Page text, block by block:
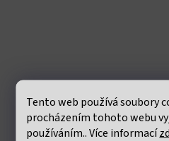
Tento web používá soubory
procházením tohoto webu
používáním.. Více informací